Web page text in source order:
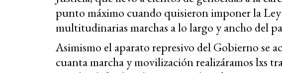
punto máximo cuando quisieron imponer la Ley
multitudinarias marchas a lo largo y ancho del
Asimismo el aparato represivo del Gobierno se
cuanta marcha y movilización realizáramos lxs